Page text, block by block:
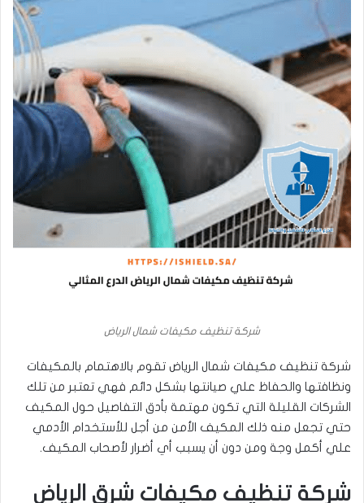
شركة تنظيف مكيفات شمال الرياض
شركة تنظيف مكيفات شمال الرياض تقوم بالاهتمام بالمكيفات
ونظافتها والحفاظ علي صيانتها بشكل دائم فهي تعتبر من تلك
الشركات القليلة التي تكون مهتمة بأدق التفاصيل حول المكيف
حتي تجعل منه ذلك المكيف الأمن من أجل للأستخدام الأدمي
علي أكمل وجة ومن دون أن يسبب أي أضرار لأصحاب المكيف.
شركة تنظيف مكيفات شرق الرياض